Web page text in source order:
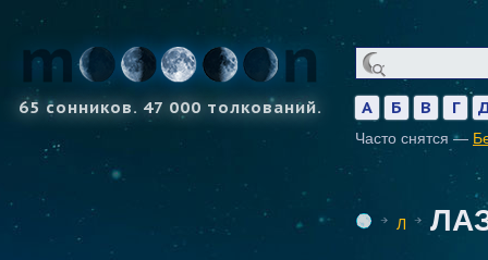
65 сонников. 47 000 толкований. А Б В Г
Часто снятся —
Л